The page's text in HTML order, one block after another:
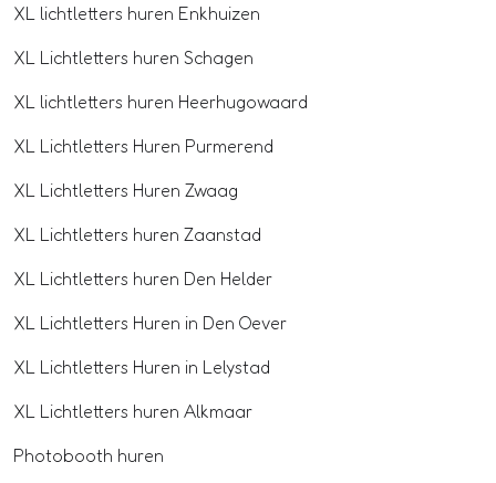
XL lichtletters huren Enkhuizen
XL Lichtletters huren Schagen
XL lichtletters huren Heerhugowaard
XL Lichtletters Huren Purmerend
XL Lichtletters Huren Zwaag
XL Lichtletters huren Zaanstad
XL Lichtletters huren Den Helder
XL Lichtletters Huren in Den Oever
XL Lichtletters Huren in Lelystad
XL Lichtletters huren Alkmaar
Photobooth huren